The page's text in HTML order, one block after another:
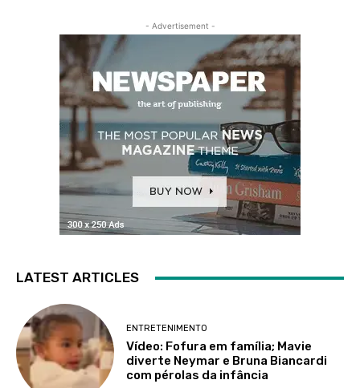
- Advertisement -
LATEST ARTICLES
ENTRETENIMENTO
Vídeo: Fofura em família; Mavie
diverte Neymar e Bruna Biancardi
com pérolas da infância